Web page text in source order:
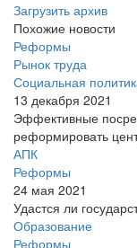
Загрузить архив
Похожие новости
Реформы
Рынок труда
Социальная
13 декабря 2021
Эффективные
реформировать
АПК
Реформы
24 мая 2021
Удастся ли
Образование
Реформы